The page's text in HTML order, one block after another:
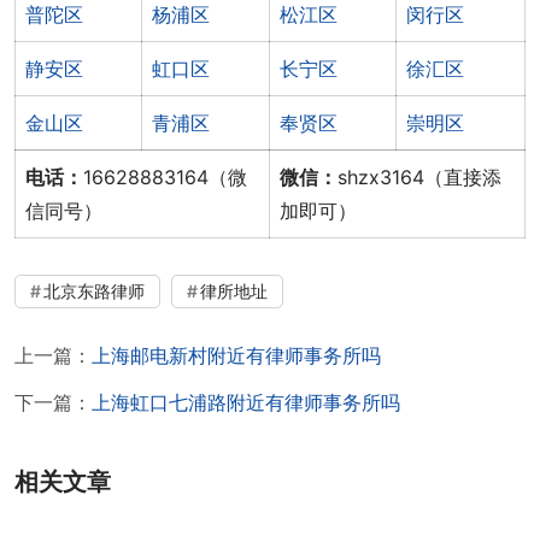
普陀区 杨浦区 松江区 闵行区
静安区 虹口区 长宁区 徐汇区
金山区 青浦区 奉贤区 崇明区
电话： 16628883164（微
信同号）
微信： shzx3164（直接添
加即可）
北京东路律师 律所地址
上一篇：
上海邮电新村附近有律师事务所吗
下一篇：
上海虹口七浦路附近有律师事务所吗
相关文章